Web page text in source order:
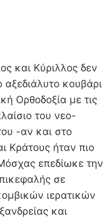
και Κύριλλος δεν
αξεδιάλυτο κουβάρι
Ορθοδοξία με τις
του νεο-
-αν και στο
Κράτους ήταν πιο
επεδίωκε την
σε
ιερατικών
και